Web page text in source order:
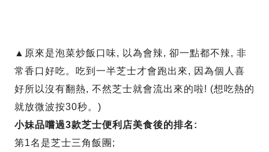
▲原來是泡菜炒飯口味, 以為會辣, 卻一點都不辣, 非
常香口好吃。吃到一半芝士才會跑出來, 因為個人喜
好所以沒有翻熱, 不然芝士就會流出來的啦! (想吃熱的
就放微波按30秒。)
小妹品嚐過3款芝士便利店美食後的排名:
第1名是芝士三角飯團;